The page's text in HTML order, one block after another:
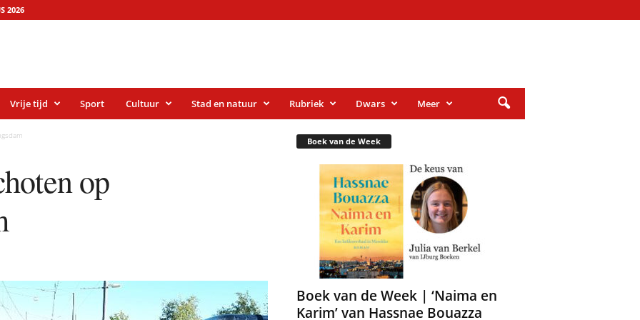
2026
Vrije tijd Sport Cultuur Stad en natuur Rubriek Dwars Meer
op
Boek van de Week
Boek van de Week | ‘Naima en
Karim’ van Hassnae Bouazza